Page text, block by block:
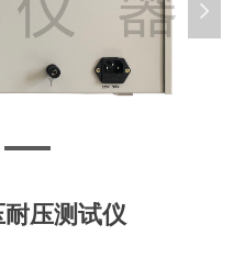
耐压测试仪
넲